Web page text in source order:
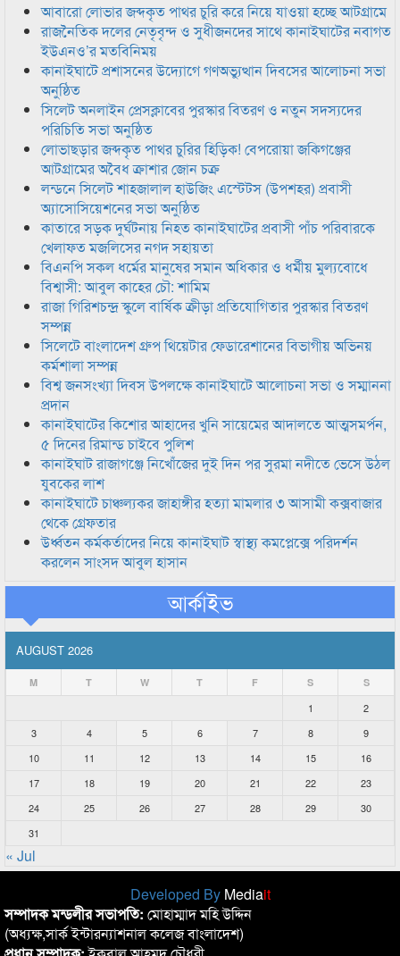
আবারো লোভার জব্দকৃত পাথর চুরি করে নিয়ে যাওয়া হচ্ছে আটগ্রামে
রাজনৈতিক দলের নেতৃবৃন্দ ও সুধীজনদের সাথে কানাইঘাটের নবাগত
ইউএনও’র মতবিনিময়
কানাইঘাটে প্রশাসনের উদ্যোগে গণঅভ্যুত্থান দিবসের আলোচনা সভা
অনুষ্ঠিত
সিলেট অনলাইন প্রেসক্লাবের পুরস্কার বিতরণ ও নতুন সদস্যদের
পরিচিতি সভা অনুষ্ঠিত
লোভাছড়ার জব্দকৃত পাথর চুরির হিড়িক! বেপরোয়া জকিগঞ্জের
আটগ্রামের অবৈধ ক্রাশার জোন চক্র
লন্ডনে সিলেট শাহজালাল হাউজিং এস্টেটস (উপশহর) প্রবাসী
অ্যাসোসিয়েশনের সভা অনুষ্ঠিত
কাতারে সড়ক দুর্ঘটনায় নিহত কানাইঘাটের প্রবাসী পাঁচ পরিবারকে
খেলাফত মজলিসের নগদ সহায়তা
বিএনপি সকল ধর্মের মানুষের সমান অধিকার ও ধর্মীয় মুল্যবোধে
বিশ্বাসী: আবুল কাহের চৌ: শামিম
রাজা গিরিশচন্দ্র স্কুলে বার্ষিক ক্রীড়া প্রতিযোগিতার পুরস্কার বিতরণ
সম্পন্ন
সিলেটে বাংলাদেশ গ্রুপ থিয়েটার ফেডারেশানের বিভাগীয় অভিনয়
কর্মশালা সম্পন্ন
বিশ্ব জনসংখ্যা দিবস উপলক্ষে কানাইঘাটে আলোচনা সভা ও সম্মাননা
প্রদান
কানাইঘাটের কিশোর আহাদের খুনি সায়েমের আদালতে আত্মসমর্পন,
৫ দিনের রিমান্ড চাইবে পুলিশ
কানাইঘাট রাজাগঞ্জে নিখোঁজের দুই দিন পর সুরমা নদীতে ভেসে উঠল
যুবকের লাশ
কানাইঘাটে চাঞ্চল্যকর জাহাঙ্গীর হত্যা মামলার ৩ আসামী কক্সবাজার
থেকে গ্রেফতার
উর্ধ্বতন কর্মকর্তাদের নিয়ে কানাইঘাট স্বাস্থ্য কমপ্লেক্সে পরিদর্শন
করলেন সাংসদ আবুল হাসান
আর্কাইভ
AUGUST 2026
M T W T F S S
1
2
3
4 5 6 7 8
9
10
11 12 13 14 15
16
17
18 19 20 21 22
23
24
25 26 27 28 29
30
31
« Jul
Developed By Mediait
সম্পাদক মন্ডলীর সভাপতি: মোহাম্মাদ মহি উদ্দিন
(অধ্যক্ষ,সার্ক ইন্টারন্যাশনাল কলেজ বাংলাদেশ)